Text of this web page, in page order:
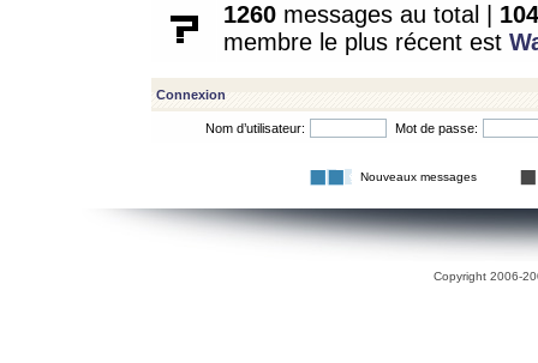
1260 messages au total | 104
membre le plus récent est
Connexion
Nom d’utilisateur: Mot de passe:
Nouveaux messages
Copyright 2006-